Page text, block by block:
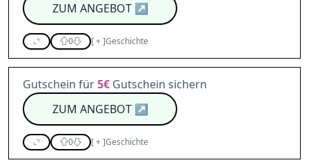
ZUM ANGEBOT↗
0 [+]Geschichte
Gutschein für5€ Gutschein sichern
ZUM ANGEBOT↗
0 [+]Geschichte